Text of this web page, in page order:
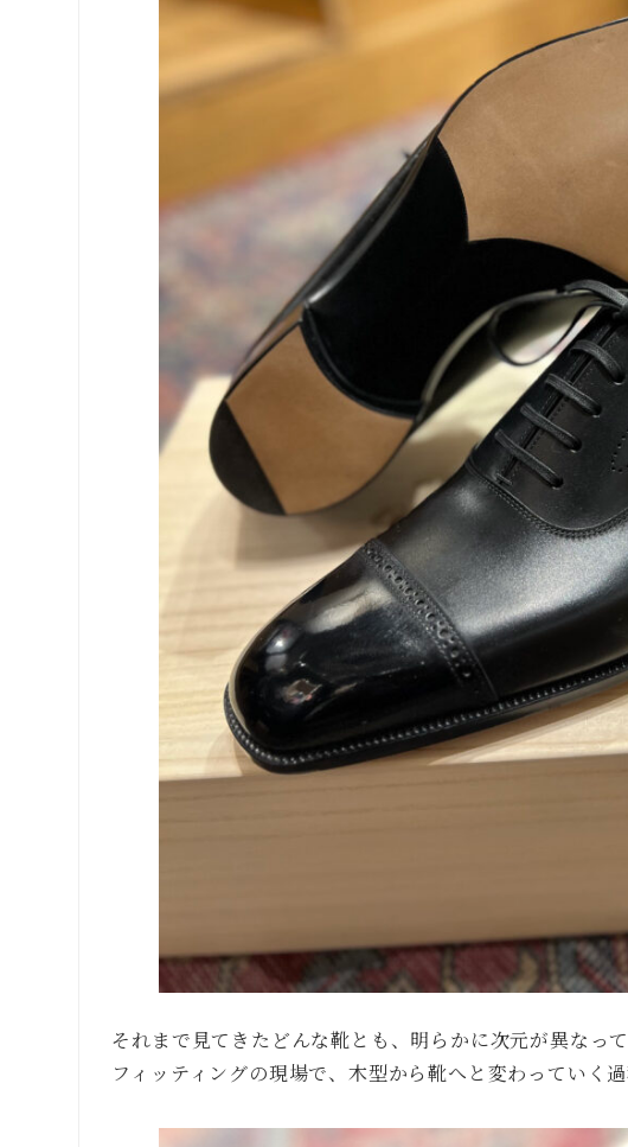
それまで見てきたどんな靴とも、明らかに次元が異なって
フィッティングの現場で、木型から靴へと変わっていく